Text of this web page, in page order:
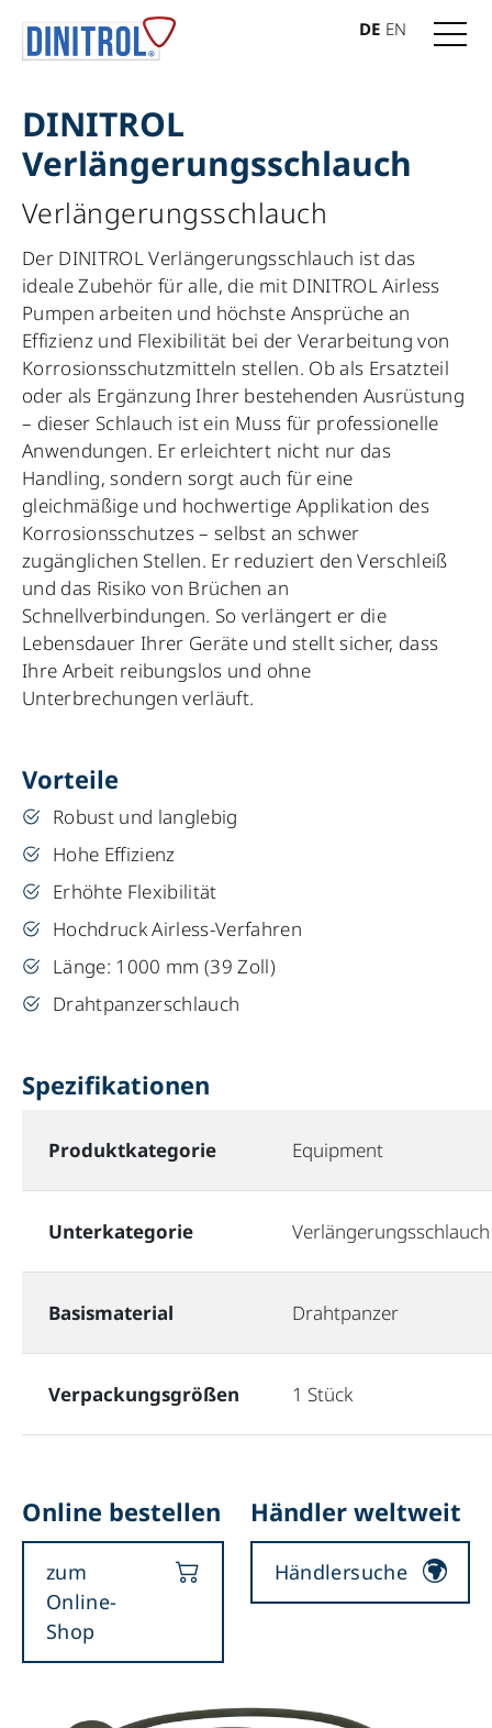
DE EN
DINITROL
Verlängerungsschlauch
Verlängerungsschlauch
Der DINITROL Verlängerungsschlauch ist das
ideale Zubehör für alle, die mit DINITROL Airless
Pumpen arbeiten und höchste Ansprüche an
Effizienz und Flexibilität bei der Verarbeitung von
Korrosionsschutzmitteln stellen. Ob als Ersatzteil
oder als Ergänzung Ihrer bestehenden Ausrüstung
– dieser Schlauch ist ein Muss für professionelle
Anwendungen. Er erleichtert nicht nur das
Handling, sondern sorgt auch für eine
gleichmäßige und hochwertige Applikation des
Korrosionsschutzes – selbst an schwer
zugänglichen Stellen. Er reduziert den Verschleiß
und das Risiko von Brüchen an
Schnellverbindungen. So verlängert er die
Lebensdauer Ihrer Geräte und stellt sicher, dass
Ihre Arbeit reibungslos und ohne
Unterbrechungen verläuft.
Vorteile
Robust und langlebig
Hohe Effizienz
Erhöhte Flexibilität
Hochdruck Airless-Verfahren
Länge: 1000 mm (39 Zoll)
Drahtpanzerschlauch
Spezifikationen
Produktkategorie Equipment
Unterkategorie Verlängerungsschlauch
Basismaterial Drahtpanzer
Verpackungsgrößen 1 Stück
Online bestellen
zum
Online-
Shop
Händler weltweit
Händlersuche